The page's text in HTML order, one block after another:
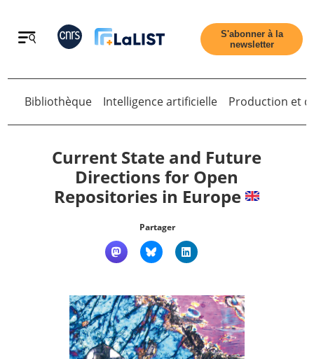
Retour
S'abonner à la
newsletter
Bibliothèque Intelligence artificielle Production et
Current State and Future
Directions for Open
Repositories in Europe
Partager